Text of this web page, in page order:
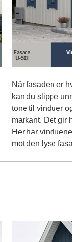
Når fasaden er
kan du slippe
tone til vinduer og
markant. Det gir
Her har vinduene
mot den lyse